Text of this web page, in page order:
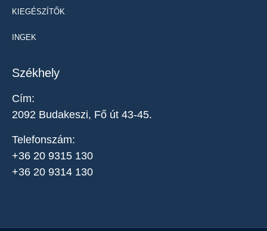
KIEGÉSZÍTŐK
INGEK
Székhely
Cím:
2092 Budakeszi, Fő út 43-45.
Telefonszám:
+36 20 9315 130
+36 20 9314 130